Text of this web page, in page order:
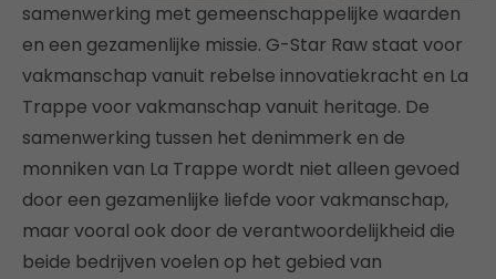
samenwerking met gemeenschappelijke waarden
en een gezamenlijke missie. G-Star Raw staat voor
vakmanschap vanuit rebelse innovatiekracht en La
Trappe voor vakmanschap vanuit heritage. De
samenwerking tussen het denimmerk en de
monniken van La Trappe wordt niet alleen gevoed
door een gezamenlijke liefde voor vakmanschap,
maar vooral ook door de verantwoordelijkheid die
beide bedrijven voelen op het gebied van